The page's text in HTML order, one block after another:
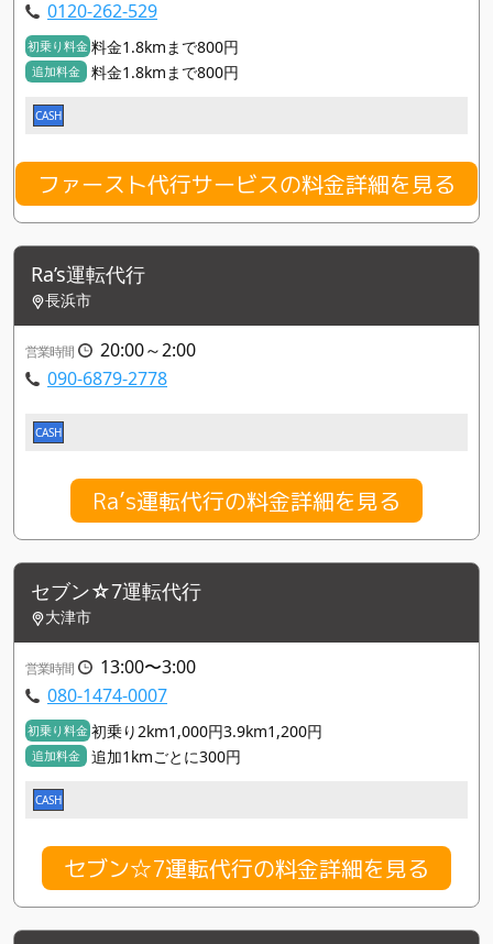
0120-262-529
初乗り料金 料金1.8kmまで800円
追加料金 料金1.8kmまで800円
CASH
ファースト代行サービスの料金詳細を見る
Ra’s運転代行
長浜市
営業時間
20:00～2:00
090-6879-2778
CASH
Ra’s運転代行の料金詳細を見る
セブン☆7運転代行
大津市
営業時間
13:00〜3:00
080-1474-0007
初乗り料金 初乗り2km1,000円3.9km1,200円
追加料金 追加1kmごとに300円
CASH
セブン☆7運転代行の料金詳細を見る